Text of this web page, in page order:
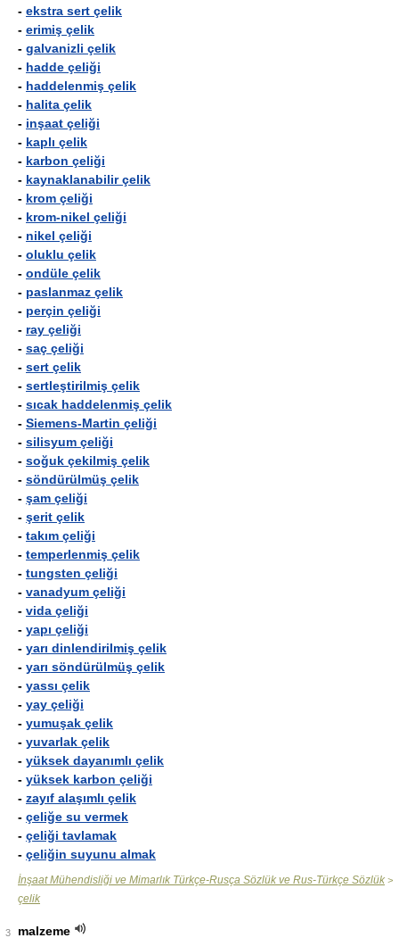
- ekstra sert çelik
- erimiş çelik
- galvanizli çelik
- hadde çeliği
- haddelenmiş çelik
- halita çelik
- inşaat çeliği
- kaplı çelik
- karbon çeliği
- kaynaklanabilir çelik
- krom çeliği
- krom-nikel çeliği
- nikel çeliği
- oluklu çelik
- ondüle çelik
- paslanmaz çelik
- perçin çeliği
- ray çeliği
- saç çeliği
- sert çelik
- sertleştirilmiş çelik
- sıcak haddelenmiş çelik
- Siemens-Martin çeliği
- silisyum çeliği
- soğuk çekilmiş çelik
- söndürülmüş çelik
- şam çeliği
- şerit çelik
- takım çeliği
- temperlenmiş çelik
- tungsten çeliği
- vanadyum çeliği
- vida çeliği
- yapı çeliği
- yarı dinlendirilmiş çelik
- yarı söndürülmüş çelik
- yassı çelik
- yay çeliği
- yumuşak çelik
- yuvarlak çelik
- yüksek dayanımlı çelik
- yüksek karbon çeliği
- zayıf alaşımlı çelik
- çeliğe su vermek
- çeliği tavlamak
- çeliğin suyunu almak
İnşaat Mühendisliği ve Mimarlık Türkçe-Rusça Sözlük ve Rus-Türkçe Sözlük >
çelik
3 malzeme